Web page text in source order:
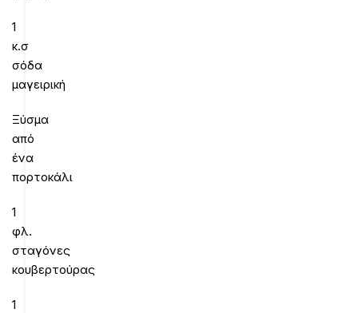
1
κ.σ
σόδα
μαγειρική
Ξύσμα
από
ένα
πορτοκάλι
1
φλ.
σταγόνες
κουβερτούρας
1